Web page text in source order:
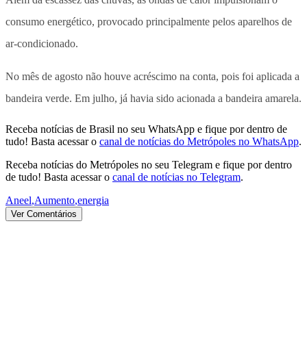
consumo energético, provocado principalmente pelos aparelhos de
ar-condicionado.
No mês de agosto não houve acréscimo na conta, pois foi aplicada a
bandeira verde. Em julho, já havia sido acionada a bandeira amarela.
Receba notícias de Brasil no seu WhatsApp e fique por dentro de
tudo! Basta acessar o canal de notícias do Metrópoles no WhatsApp.
Receba notícias do Metrópoles no seu Telegram e fique por dentro
de tudo! Basta acessar o canal de notícias no Telegram.
Aneel,Aumento,energia
Ver Comentários